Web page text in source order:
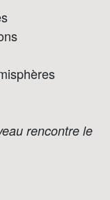
rencontre le